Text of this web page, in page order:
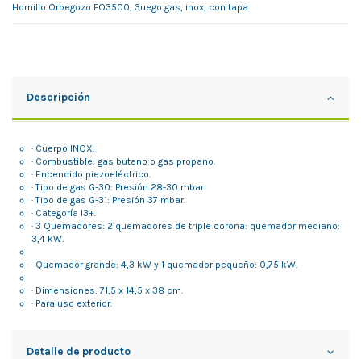
Hornillo Orbegozo FO3500, 3uego gas, inox, con tapa
Descripción
· Cuerpo INOX.
· Combustible: gas butano o gas propano.
· Encendido piezoeléctrico.
· Tipo de gas G-30: Presión 28-30 mbar.
· Tipo de gas G-31: Presión 37 mbar.
· Categoría I3+.
· 3 Quemadores: 2 quemadores de triple corona: quemador mediano:
3,4 kW.
· Quemador grande: 4,3 kW y 1 quemador pequeño: 0,75 kW.
· Dimensiones: 71,5 x 14,5 x 38 cm.
· Para uso exterior.
Detalle de producto